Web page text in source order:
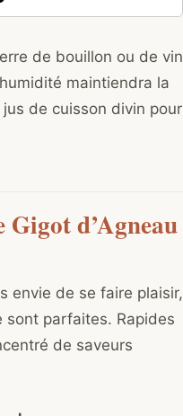
de bouillon ou de vin
maintiendra la
de cuisson divin pour
Gigot d’Agneau
envie de se faire plaisir,
sont parfaites. Rapides
de saveurs